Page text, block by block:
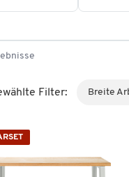
Filter: Breite